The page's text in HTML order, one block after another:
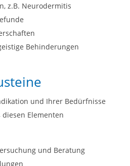
z.B. Neurodermitis
Behinderungen
und Ihrer Bedürfnisse
Elementen
und Beratung